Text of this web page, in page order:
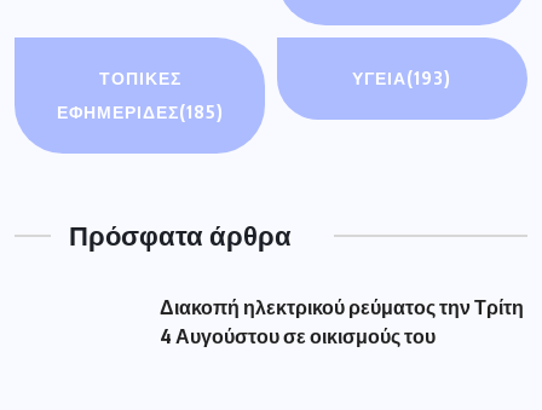
ΤΟΠΙΚΕΣ
ΕΦΗΜΕΡΙΔΕΣ(185)
ΥΓΕΙΑ(193)
Πρόσφατα άρθρα
Διακοπή ηλεκτρικού ρεύματος την Τρίτη
4 Αυγούστου σε οικισμούς του